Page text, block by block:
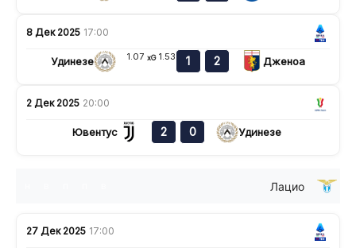
8 Дек 2025 17:00
Удинезе 1.07 xG 1.53 1 2 Дженоа
2 Дек 2025 20:00
Ювентус 2 0 Удинезе
Лацио
27 Дек 2025 17:00